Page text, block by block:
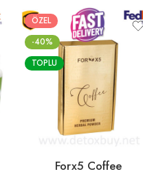
ÖZEL
-40%
TOPLU
Forx5 Coffee